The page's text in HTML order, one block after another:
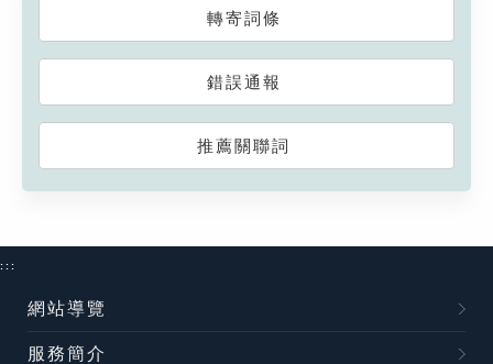
轉寄詞條
錯誤通報
推薦關聯詞
:::
網站導覽
服務簡介